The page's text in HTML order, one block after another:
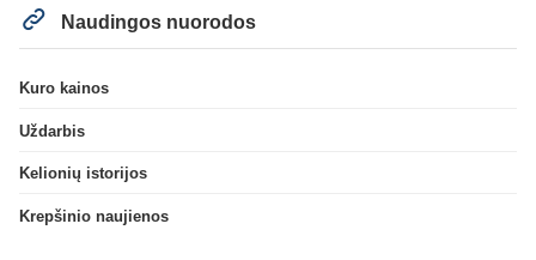
Naudingos nuorodos
Kuro kainos
Uždarbis
Kelionių istorijos
Krepšinio naujienos